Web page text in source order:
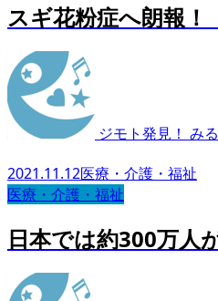
スギ花粉症へ朗報！
ジモト発見！ み
2021.11.12医療・介護・福祉
医療・介護・福祉
日本では約300万人